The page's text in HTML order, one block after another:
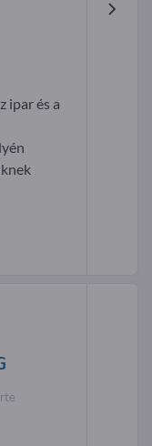
ipar és a